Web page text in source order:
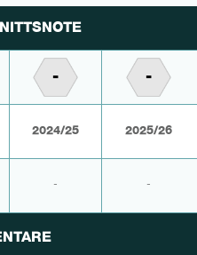
- -
2024/25 2025/26
- -